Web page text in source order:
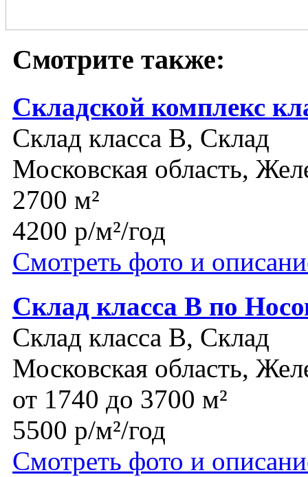
Смотрите также:
Складской комплекс
Склад класса B, Склад
Московская область,
2700 м²
4200 р/м²/год
Смотреть фото и
Склад класса В по
Склад класса B, Склад
Московская область,
от 1740 до 3700 м²
5500 р/м²/год
Смотреть фото и